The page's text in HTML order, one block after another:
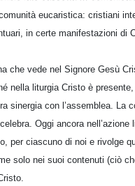
eucaristica: cristiani
in certe manifestazioni di
che vede nel Signore Gesù
nella liturgia Cristo è
sinergia con l’assemblea. La
Oggi ancora
per ciascuno di noi e
solo nei suoi contenuti (ciò